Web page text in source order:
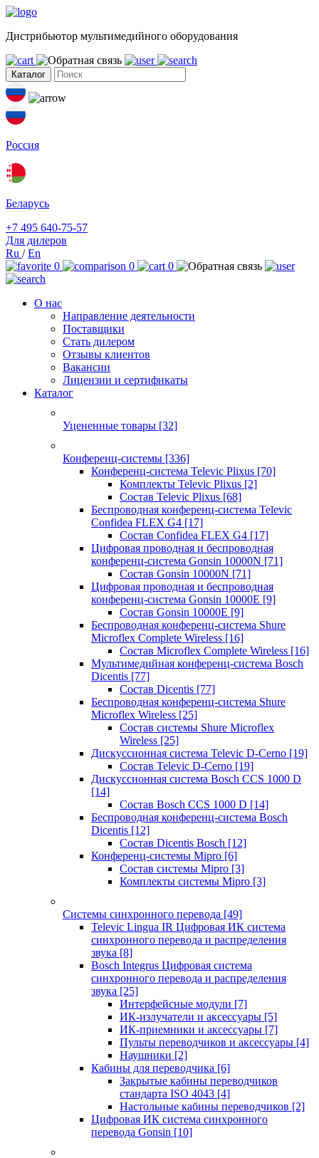
Дистрибьютор мультимедийного оборудования
Каталог
Россия
Беларусь
+7 495 640-75-57
Для дилеров
Ru /En
0
0 0
О нас
Направление деятельности
Поставщики
Стать дилером
Отзывы клиентов
Вакансии
Лицензии и сертификаты
Каталог
Уцененные товары [32]
Конференц-системы [336]
Конференц-система Televic Plixus [70]
Комплекты Televic Plixus [2]
Состав Televic Plixus [68]
Беспроводная конференц-система Televic
Confidea FLEX G4 [17]
Состав Confidea FLEX G4 [17]
Цифровая проводная и беспроводная
конференц-система Gonsin 10000N [71]
Состав Gonsin 10000N [71]
Цифровая проводная и беспроводная
конференц-система Gonsin 10000E [9]
Состав Gonsin 10000E [9]
Беспроводная конференц-система Shure
Microflex Complete Wireless [16]
Состав Microflex Complete Wireless [16]
Мультимедийная конференц-система Bosch
Dicentis [77]
Состав Dicentis [77]
Беспроводная конференц-система Shure
Microflex Wireless [25]
Состав системы Shure Microflex
Wireless [25]
Дискуссионная система Televic D-Cerno [19]
Состав Televic D-Cerno [19]
Дискуссионная система Bosch CCS 1000 D
[14]
Состав Bosch CCS 1000 D [14]
Беспроводная конференц-система Bosch
Dicentis [12]
Состав Dicentis Bosch [12]
Конференц-системы Mipro [6]
Состав системы Mipro [3]
Комплекты системы Mipro [3]
Системы синхронного перевода [49]
Televic Lingua IR Цифровая ИК система
синхронного перевода и распределения
звука [8]
Bosch Integrus Цифровая система
синхронного перевода и распределения
звука [25]
Интерфейсные модули [7]
ИК-излучатели и аксессуары [5]
ИК-приемники и аксессуары [7]
Пульты переводчиков и аксессуары [4]
Наушники [2]
Кабины для переводчика [6]
Закрытые кабины переводчиков
стандарта ISO 4043 [4]
Настольные кабины переводчиков [2]
Цифровая ИК система синхронного
перевода Gonsin [10]